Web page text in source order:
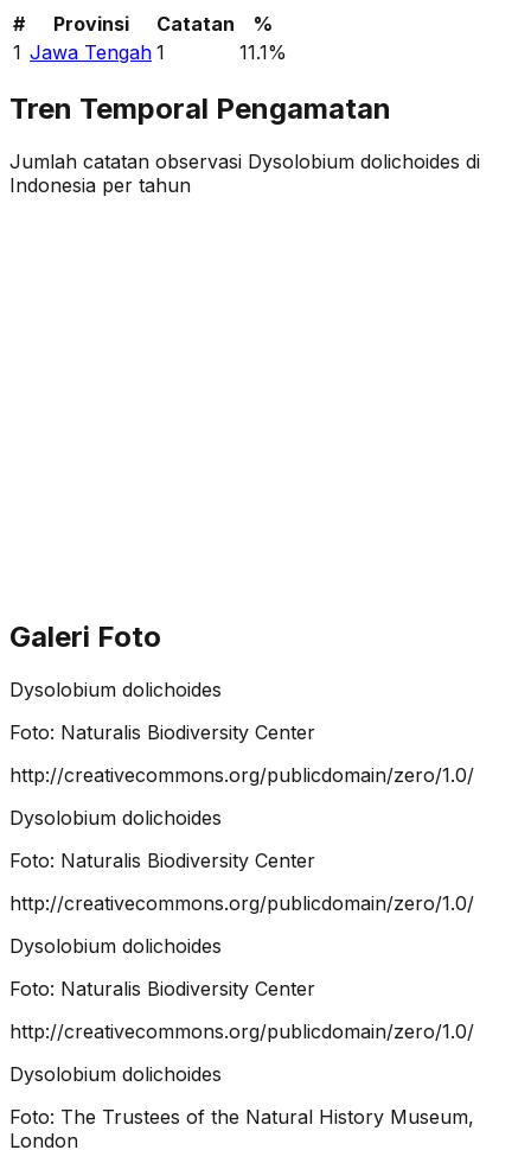
# Provinsi Catatan
%
1 Jawa Tengah 1 11.1%
Tren Temporal Pengamatan
Jumlah catatan observasi Dysolobium dolichoides di
Indonesia per tahun
Galeri Foto
Dysolobium dolichoides
Foto: Naturalis Biodiversity Center
http://creativecommons.org/publicdomain/zero/1.0/
Dysolobium dolichoides
Foto: Naturalis Biodiversity Center
http://creativecommons.org/publicdomain/zero/1.0/
Dysolobium dolichoides
Foto: Naturalis Biodiversity Center
http://creativecommons.org/publicdomain/zero/1.0/
Dysolobium dolichoides
Foto: The Trustees of the Natural History Museum,
London